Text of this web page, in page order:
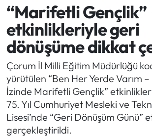
“Marifetli Gençlik”
etkinlikleriyle geri
dönüşüme dikkat
Çorum İl Milli Eğitim Müdürlüğü
yürütülen “Ben Her Yerde Varım
İzinde Marifetli Gençlik”
75. Yıl Cumhuriyet Mesleki ve
Lisesi’nde “Geri Dönüşüm Günü”
gerçekleştirildi.
Bilgi - Keşfet Haberleri
Bilim ve Teknoloji
Boğazkale Haberleri
Çorum Haberleri
Çorum Son Dakika Haberleri
Çorum Namaz Vakitleri
Çorum Trafik Yoğunluk Haritası
TFF 1.Lig Puan Durumu ve
Tüm Manşetler
Son Dakika Haberleri